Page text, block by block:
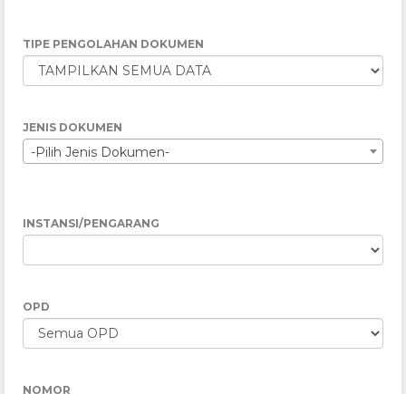
TIPE PENGOLAHAN DOKUMEN
JENIS DOKUMEN
-Pilih Jenis Dokumen-
INSTANSI/PENGARANG
OPD
NOMOR